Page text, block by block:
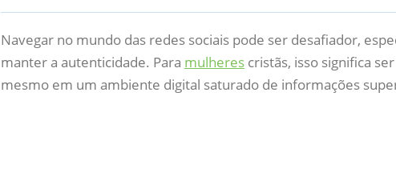
Navegar no mundo das redes sociais pode ser desafiador,
manter a autenticidade. Para mulheres cristãs, isso significa
mesmo em um ambiente digital saturado de informações